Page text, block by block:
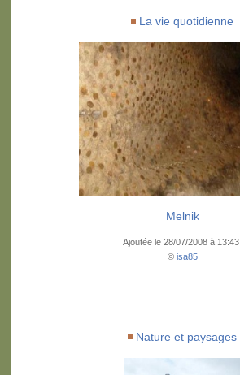
La vie quotidienne
Melnik
Ajoutée le 28/07/2008 à 13:43
© isa85
Nature et paysages